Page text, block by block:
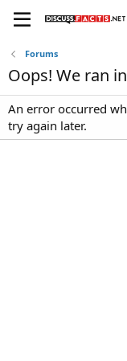
Forums
Oops! We ran
An error occurred
try again later.